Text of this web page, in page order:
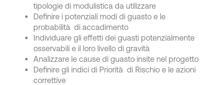
tipologie di modulistica da utilizzare
Definire i potenziali modi di guasto e le
probabilità di accadimento
Individuare gli effetti dei guasti potenzialmente
osservabili e il loro livello di gravità
Analizzare le cause di guasto insite nel progetto
Definire gli indici di Priorità di Rischio e le azioni
correttive